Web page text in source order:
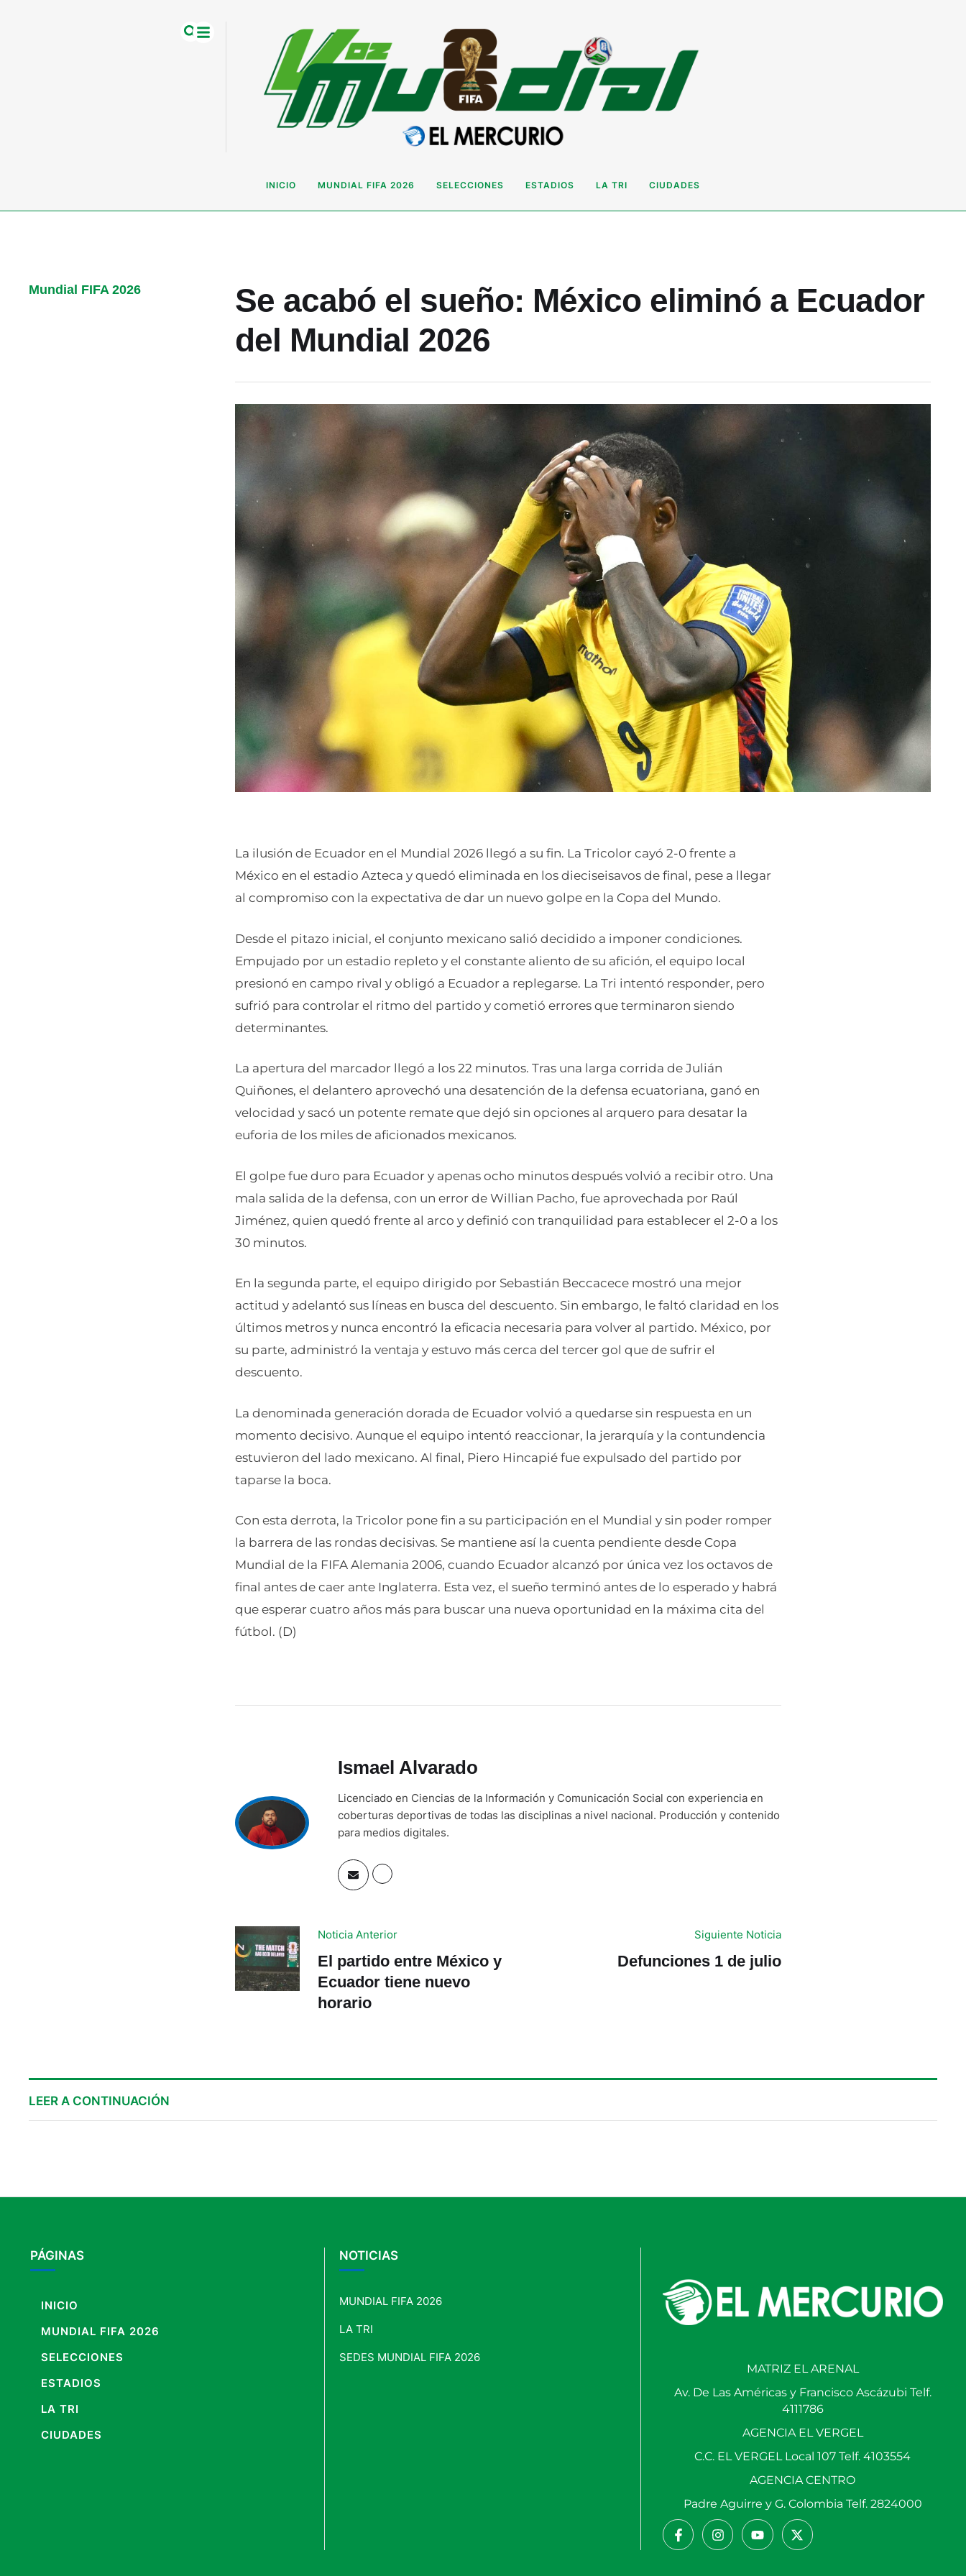
INICIO MUNDIAL FIFA 2026 SELECCIONES ESTADIOS LA TRI CIUDADES
Mundial FIFA 2026
Se acabó el sueño: México eliminó a Ecuador
del Mundial 2026
La ilusión de Ecuador en el Mundial 2026 llegó a su fin. La Tricolor cayó 2-0 frente a
México en el estadio Azteca y quedó eliminada en los dieciseisavos de final, pese a llegar
al compromiso con la expectativa de dar un nuevo golpe en la Copa del Mundo.
Desde el pitazo inicial, el conjunto mexicano salió decidido a imponer condiciones.
Empujado por un estadio repleto y el constante aliento de su afición, el equipo local
presionó en campo rival y obligó a Ecuador a replegarse. La Tri intentó responder, pero
sufrió para controlar el ritmo del partido y cometió errores que terminaron siendo
determinantes.
La apertura del marcador llegó a los 22 minutos. Tras una larga corrida de Julián
Quiñones, el delantero aprovechó una desatención de la defensa ecuatoriana, ganó en
velocidad y sacó un potente remate que dejó sin opciones al arquero para desatar la
euforia de los miles de aficionados mexicanos.
El golpe fue duro para Ecuador y apenas ocho minutos después volvió a recibir otro. Una
mala salida de la defensa, con un error de Willian Pacho, fue aprovechada por Raúl
Jiménez, quien quedó frente al arco y definió con tranquilidad para establecer el 2-0 a los
30 minutos.
En la segunda parte, el equipo dirigido por Sebastián Beccacece mostró una mejor
actitud y adelantó sus líneas en busca del descuento. Sin embargo, le faltó claridad en los
últimos metros y nunca encontró la eficacia necesaria para volver al partido. México, por
su parte, administró la ventaja y estuvo más cerca del tercer gol que de sufrir el
descuento.
La denominada generación dorada de Ecuador volvió a quedarse sin respuesta en un
momento decisivo. Aunque el equipo intentó reaccionar, la jerarquía y la contundencia
estuvieron del lado mexicano. Al final, Piero Hincapié fue expulsado del partido por
taparse la boca.
Con esta derrota, la Tricolor pone fin a su participación en el Mundial y sin poder romper
la barrera de las rondas decisivas. Se mantiene así la cuenta pendiente desde Copa
Mundial de la FIFA Alemania 2006, cuando Ecuador alcanzó por única vez los octavos de
final antes de caer ante Inglaterra. Esta vez, el sueño terminó antes de lo esperado y habrá
que esperar cuatro años más para buscar una nueva oportunidad en la máxima cita del
fútbol. (D)
Ismael Alvarado
Licenciado en Ciencias de la Información y Comunicación Social con experiencia en
coberturas deportivas de todas las disciplinas a nivel nacional. Producción y contenido
para medios digitales.
Noticia Anterior
El partido entre México y
Ecuador tiene nuevo
horario
Siguiente Noticia
Defunciones 1 de julio
LEER A CONTINUACIÓN
PÁGINAS
INICIO
MUNDIAL FIFA 2026
SELECCIONES
ESTADIOS
LA TRI
CIUDADES
NOTICIAS
MUNDIAL FIFA 2026
LA TRI
SEDES MUNDIAL FIFA 2026
MATRIZ EL ARENAL
Av. De Las Américas y Francisco Ascázubi Telf.
4111786
AGENCIA EL VERGEL
C.C. EL VERGEL Local 107 Telf. 4103554
AGENCIA CENTRO
Padre Aguirre y G. Colombia Telf. 2824000